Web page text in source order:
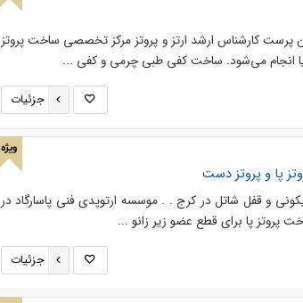
پرست کارشناس ارشد ارتز و پروتز مرکز تخصصی ساخت پروتز
پا انجام می‌شود. ساخت کفی طبی چرمی و کفی ...
جزئیات
ویژه
پا و پروتز دست
و قفل شاتل در کرج . . موسسه ارتوپدی فنی پاسارگاد در
پروتز پا برای قطع عضو زیر زانو ...
جزئیات